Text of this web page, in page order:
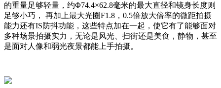
的重量足够轻量，约Φ74.4×62.8毫米的最大直径和镜身长度则
足够小巧， 再加上最大光圈F1.8，0.5倍放大倍率的微距拍摄
能力还有IS防抖功能，这些特点加在一起，使它有了能够面对
多种场景拍摄实力，无论是风光、扫街还是美食，静物，甚至
是面对人像和弱光夜景都能上手拍摄。